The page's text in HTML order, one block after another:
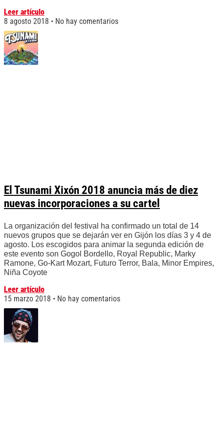
Leer artículo
8 agosto 2018
No hay comentarios
El Tsunami Xixón 2018 anuncia más de diez
nuevas incorporaciones a su cartel
La organización del festival ha confirmado un total de 14
nuevos grupos que se dejarán ver en Gijón los días 3 y 4 de
agosto. Los escogidos para animar la segunda edición de
este evento son Gogol Bordello, Royal Republic, Marky
Ramone, Go-Kart Mozart, Futuro Terror, Bala, Minor Empires,
Niña Coyote
Leer artículo
15 marzo 2018
No hay comentarios